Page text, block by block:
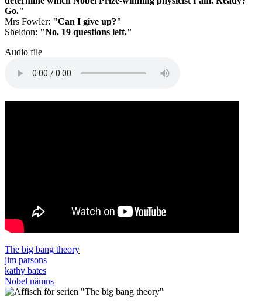
Go."
Mrs Fowler: "Can I give up?"
Sheldon: "No. 19 questions left."
Audio file
The big bang theory
jim parsons
kathy bates
Nobel nämns